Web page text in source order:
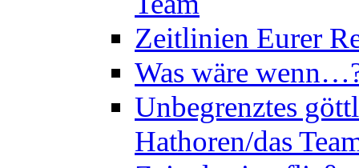
Zeitlinien Eurer
Was wäre
Unbegrenztes
Hathoren/das